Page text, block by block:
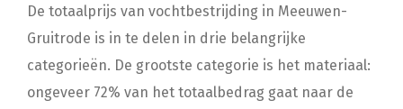
De totaalprijs van vochtbestrijding in Meeuwen-
Gruitrode is in te delen in drie belangrijke
categorieën. De grootste categorie is het materiaal:
ongeveer 72% van het totaalbedrag gaat naar de